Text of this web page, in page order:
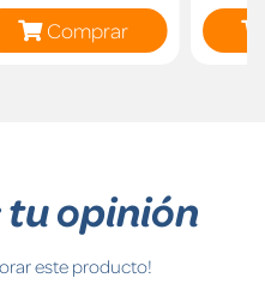
Comprar
opinión
este producto!